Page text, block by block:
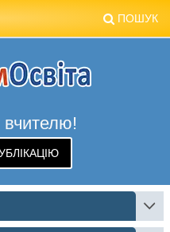
ПОШУК
вчителю!